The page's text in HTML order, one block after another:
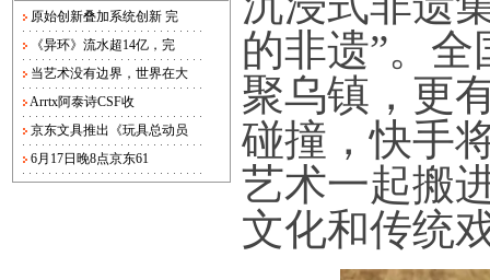
原始创新叠加系统创新 完
《异环》流水超14亿，完
当艺术没有边界，世界在大
Arrtx阿泰诗CSF收
京东文具推出《玩具总动员
6月17日晚8点京东61
的非遗”。
聚乌镇，更
碰撞，快手
艺术一起搬
文化和传统